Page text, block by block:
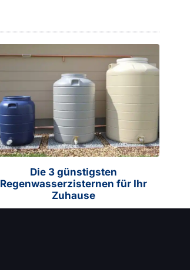
Die 3 günstigsten
Regenwasserzisternen für Ihr
Zuhause